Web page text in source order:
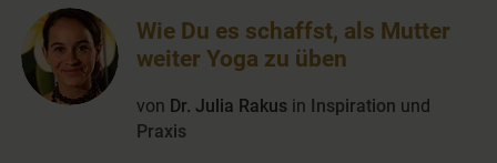
Wie Du es schaffst, als Mutter
weiter Yoga zu üben
von Dr. Julia Rakus in Inspiration und
Praxis